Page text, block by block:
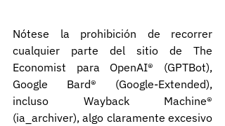
Nótese la prohibición de recorrer
cualquier parte del sitio de The
Economist para OpenAI® (GPTBot),
Google Bard® (Google-Extended),
incluso Wayback Machine®
(ia_archiver), algo claramente excesivo